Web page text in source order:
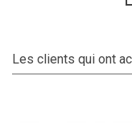
Les clients qui ont